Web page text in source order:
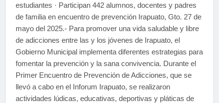
estudiantes · Participan 442 alumnos, docentes y padres
de familia en encuentro de prevención Irapuato, Gto. 27 de
mayo del 2025.- Para promover una vida saludable y libre
de adicciones entre las y los jóvenes de Irapuato, el
Gobierno Municipal implementa diferentes estrategias para
fomentar la prevención y la sana convivencia. Durante el
Primer Encuentro de Prevención de Adicciones, que se
llevó a cabo en el Inforum Irapuato, se realizaron
actividades lúdicas, educativas, deportivas y pláticas de